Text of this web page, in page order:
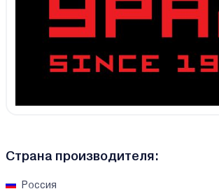
Страна производителя:
Россия